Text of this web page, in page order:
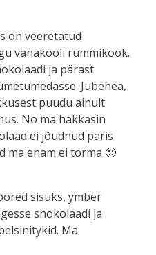
on veeretatud
vanakooli rummikook.
ja pärast
Jubehea,
puudu ainult
No ma hakkasin
ei jõudnud päris
ma enam ei torma 🙂
sisuks, ymber
shokolaadi ja
Ma